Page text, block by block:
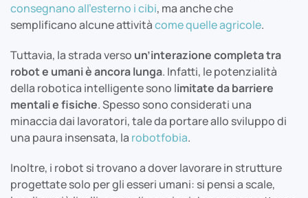
consegnano all’esterno i cibi, ma anche che
semplificano alcune attivitàcome quelle agricole.
Tuttavia, la strada verso un’interazione completa tra
robot e umani è ancora lunga. Infatti, le potenzialità
della robotica intelligente sono limitate da barriere
mentali e fisiche. Spesso sono considerati una
minaccia dai lavoratori, tale da portare allo sviluppo di
una paura insensata, la robotfobia.
Inoltre, i robot si trovano a dover lavorare in strutture
progettate solo per gli esseri umani: si pensi a scale,